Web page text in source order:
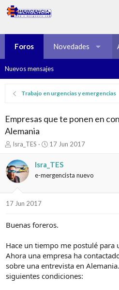
Foros Novedades
Nuevos mensajes
Trabajo en urgencias y emergencias
Empresas que te ponen en
Alemania
I
i
c
i
o
d
t
e
m
a
Isra_TES
F
c
h
a
i
o
17 Jun 2017
Isra_TES
e-mergencista nuevo
17 Jun 2017
Buenas foreros.
Hace un tiempo me postulé para
Ahora una empresa ha
sobre una entrevista en
siguientes condiciones: